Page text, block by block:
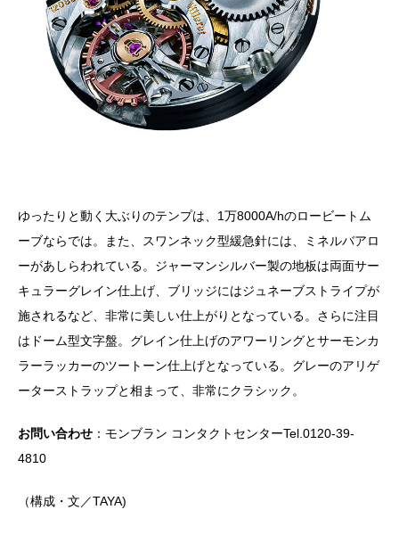
ゆったりと動く大ぶりのテンプは、1万8000A/hのロービートム
ーブならでは。また、スワンネック型緩急針には、ミネルバアロ
ーがあしらわれている。ジャーマンシルバー製の地板は両面サー
キュラーグレイン仕上げ、ブリッジにはジュネーブストライプが
施されるなど、非常に美しい仕上がりとなっている。さらに注目
はドーム型文字盤。グレイン仕上げのアワーリングとサーモンカ
ラーラッカーのツートーン仕上げとなっている。グレーのアリゲ
ーターストラップと相まって、非常にクラシック。
お問い合わせ ：モンブラン コンタクトセンターTel.0120-39-
4810
（構成・文／TAYA)